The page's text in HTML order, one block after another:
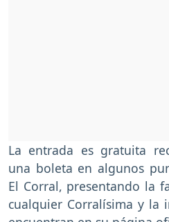
La entrada es gratuita
una boleta en algunos
El Corral, presentando la
cualquier Corralísima y la